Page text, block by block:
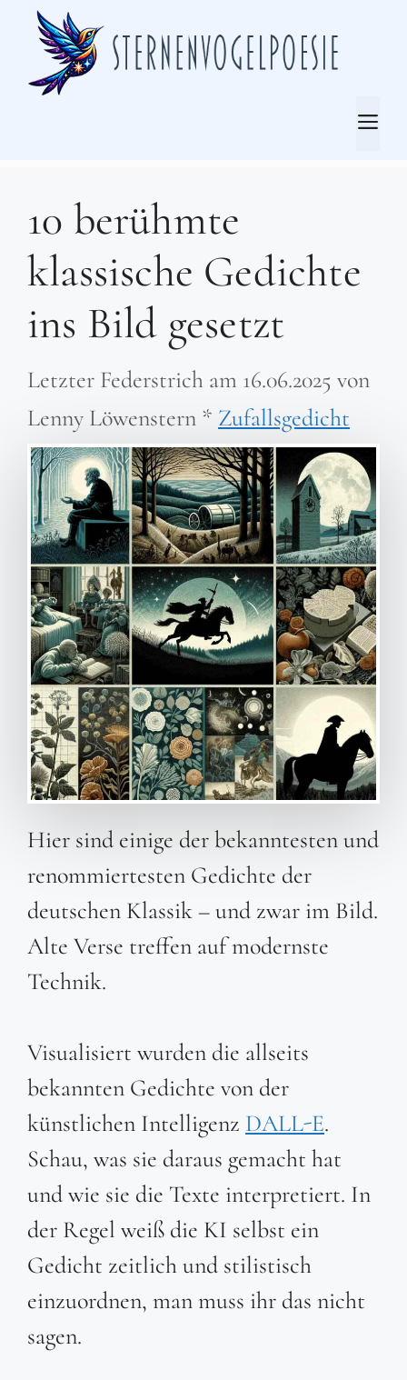
Zum
Inhalt
springen
10 berühmte
klassische Gedichte
ins Bild gesetzt
Letzter Federstrich am 16.06.2025 von
Lenny Löwenstern * Zufallsgedicht
Hier sind einige der bekanntesten und
renommiertesten Gedichte der
deutschen Klassik – und zwar im Bild.
Alte Verse treffen auf modernste
Technik.
Visualisiert wurden die allseits
bekannten Gedichte von der
künstlichen Intelligenz DALL-E.
Schau, was sie daraus gemacht hat
und wie sie die Texte interpretiert. In
der Regel weiß die KI selbst ein
Gedicht zeitlich und stilistisch
einzuordnen, man muss ihr das nicht
sagen.